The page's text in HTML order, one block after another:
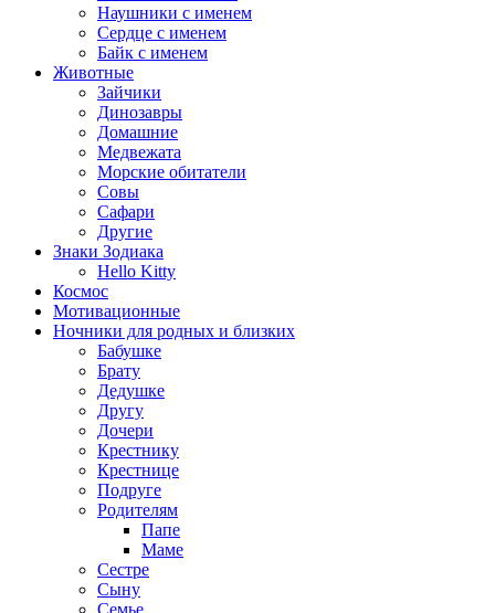
Наушники с именем
Сердце с именем
Байк с именем
Животные
Зайчики
Динозавры
Домашние
Медвежата
Морские обитатели
Совы
Сафари
Другие
Знаки Зодиака
Hello Kitty
Космос
Мотивационные
Ночники для родных и близких
Бабушке
Брату
Дедушке
Другу
Дочери
Крестнику
Крестнице
Подруге
Родителям
Папе
Маме
Сестре
Сыну
Семье